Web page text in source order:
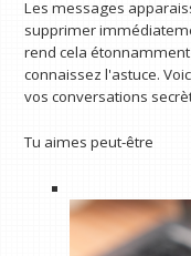
Les messages
supprimer
rend cela
connaissez l'astuce.
vos conversations
Tu aimes peut-être